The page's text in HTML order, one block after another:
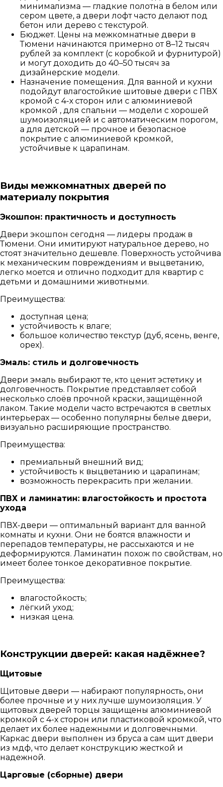
минимализма — гладкие полотна в белом или
сером цвете, а двери лофт часто делают под
бетон или дерево с текстурой.
Бюджет. Цены на межкомнатные двери в
Тюмени начинаются примерно от 8–12 тысяч
рублей за комплект (с коробкой и фурнитурой)
и могут доходить до 40–50 тысяч за
дизайнерские модели.
Назначение помещения. Для ванной и кухни
подойдут влагостойкие шитовые двери с ПВХ
кромой с 4-х сторон или с алюминиевой
кромкой , для спальни — модели с хорошей
шумоизоляцией и с автоматическим порогом,
а для детской — прочное и безопасное
покрытие с алюминиевой кромкой,
устойчивые к царапинам.
Виды межкомнатных дверей по
материалу покрытия
Экошпон: практичность и доступность
Двери экошпон сегодня — лидеры продаж в
Тюмени. Они имитируют натуральное дерево, но
стоят значительно дешевле. Поверхность устойчива
к механическим повреждениям и выцветанию,
легко моется и отлично подходит для квартир с
детьми и домашними животными.
Преимущества:
доступная цена;
устойчивость к влаге;
большое количество текстур (дуб, ясень, венге,
орех).
Эмаль: стиль и долговечность
Двери эмаль выбирают те, кто ценит эстетику и
долговечность. Покрытие представляет собой
несколько слоёв прочной краски, защищённой
лаком. Такие модели часто встречаются в светлых
интерьерах — особенно популярны белые двери,
визуально расширяющие пространство.
Преимущества:
премиальный внешний вид;
устойчивость к выцветанию и царапинам;
возможность перекрасить при желании.
ПВХ и ламинатин: влагостойкость и простота
ухода
ПВХ-двери — оптимальный вариант для ванной
комнаты и кухни. Они не боятся влажности и
перепадов температуры, не рассыхаются и не
деформируются. Ламинатин похож по свойствам, но
имеет более тонкое декоративное покрытие.
Преимущества:
влагостойкость;
лёгкий уход;
низкая цена.
Конструкции дверей: какая надёжнее?
Щитовые
Щитовые двери — набирают популярность, они
более прочные и у них лучше шумоизоляция. У
щитовых дверей торцы защищены алюминиевой
кромкой с 4-х сторон или пластиковой кромкой, что
делает их более надежными и долговечными.
Каркас двери выполнен из бруса а сам щит двери
из мдф, что делает конструкцию жесткой и
надежной.
Царговые (сборные) двери